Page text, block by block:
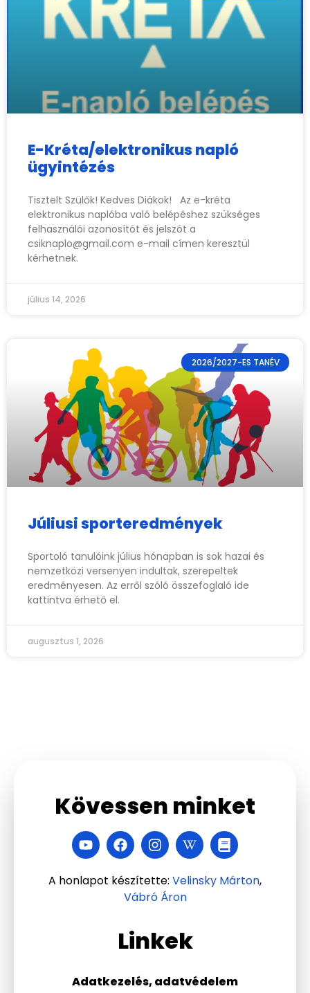
E-Kréta/elektronikus napló
ügyintézés
Tisztelt Szülők! Kedves Diákok! Az e-kréta
elektronikus naplóba való belépéshez szükséges
felhasználói azonosítót és jelszót a
csiknaplo@gmail.com e-mail címen keresztül
kérhetnek.
július 14, 2026
2026/2027-ES TANÉV
Júliusi sporteredmények
Sportoló tanulóink július hónapban is sok hazai és
nemzetközi versenyen indultak, szerepeltek
eredményesen. Az erről szóló összefoglaló ide
kattintva érhető el.
augusztus 1, 2026
Linkek
Adatkezelés, adatvédelem
Kövessen minket
A honlapot készítette: Velinsky Márton,
Vábró Áron